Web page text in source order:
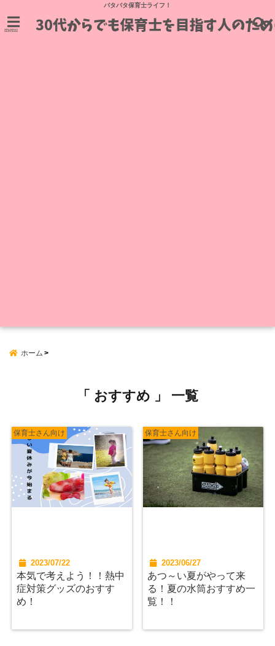
バタバタ保育士ライフ！
menu
ホーム
「 おすすめ 」 一覧
保育士さん向け
2023/07/22
本気で考えよう！！熱中
症対策グッズのおすす
め！
保育士さん向け
2023/06/27
あつ～い夏がやって来
る！夏の水筒おすすめ一
覧！！